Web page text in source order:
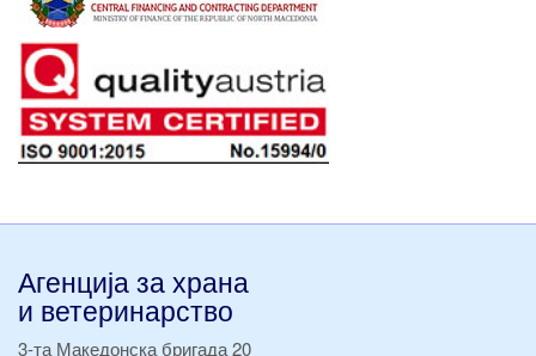
Агенција за храна
и ветеринарство
3-та Македонска бригада 20